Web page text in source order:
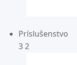
Príslušenstvo
3 2